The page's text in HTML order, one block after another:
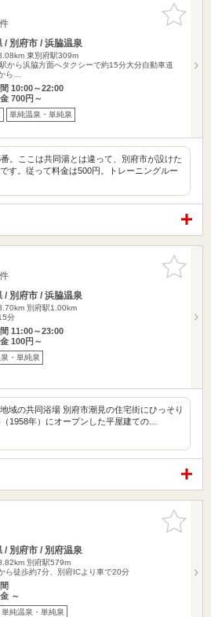
お気に入
りに追加
/ 別府市 / 浜脇温泉
東別府駅309m
から浜脇方面へタクシーで約15分大分自動車道
ら…
10:00～22:00
700円～
単純温泉・単純泉
。ここは共同湯とは違って、別府市が設けた
す。従って料金は500円。トレーニングルー
お気に入
りに追加
/ 別府市 / 浜脇温泉
別府駅1.00km
分
11:00～23:00
100円～
・単純泉
域の共同浴場 別府市潮見の住宅街にひっそり
1958年）にオープンした平屋建ての…
お気に入
りに追加
/ 別府市 / 別府温泉
別府駅579m
ら徒歩約7分、別府ICより車で20分
～
単純温泉・単純泉